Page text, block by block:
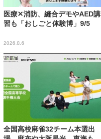
医療✕消防、縫合デモやAED講
習も「おしごと体験博」9/5
2026.8.6
全国高校麻雀32チーム本選出